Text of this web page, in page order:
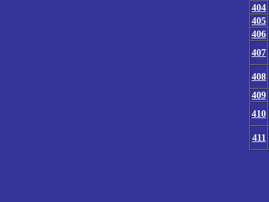
404
405
406
407
408
409
410
411